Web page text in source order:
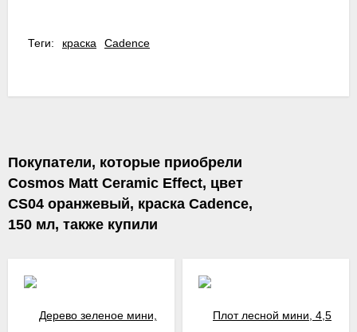
Теги: краска Cadence
Покупатели, которые приобрели
Cosmos Matt Ceramic Effect, цвет
CS04 оранжевый, краска Cadence,
150 мл, также купили